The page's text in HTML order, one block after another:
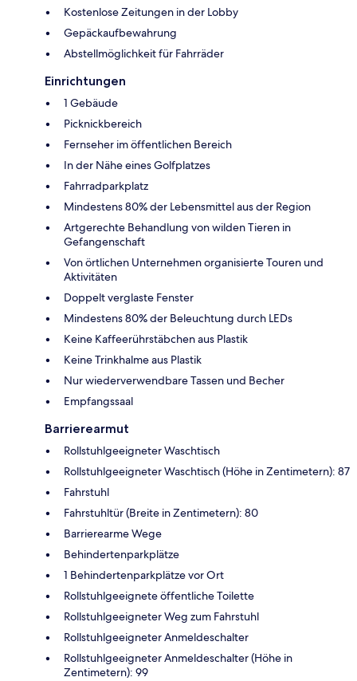
Kostenlose Zeitungen in der Lobby
Gepäckaufbewahrung
Abstellmöglichkeit für Fahrräder
Einrichtungen
1 Gebäude
Picknickbereich
Fernseher im öffentlichen Bereich
In der Nähe eines Golfplatzes
Fahrradparkplatz
Mindestens 80% der Lebensmittel aus der Region
Artgerechte Behandlung von wilden Tieren in
Gefangenschaft
Von örtlichen Unternehmen organisierte Touren und
Aktivitäten
Doppelt verglaste Fenster
Mindestens 80% der Beleuchtung durch LEDs
Keine Kaffeerührstäbchen aus Plastik
Keine Trinkhalme aus Plastik
Nur wiederverwendbare Tassen und Becher
Empfangssaal
Barrierearmut
Rollstuhlgeeigneter Waschtisch
Rollstuhlgeeigneter Waschtisch (Höhe in Zentimetern): 87
Fahrstuhl
Fahrstuhltür (Breite in Zentimetern): 80
Barrierearme Wege
Behindertenparkplätze
1 Behindertenparkplätze vor Ort
Rollstuhlgeeignete öffentliche Toilette
Rollstuhlgeeigneter Weg zum Fahrstuhl
Rollstuhlgeeigneter Anmeldeschalter
Rollstuhlgeeigneter Anmeldeschalter (Höhe in
Zentimetern): 99